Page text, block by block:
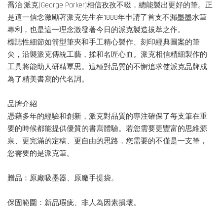
喬治·派克(George Parker)相信孜孜不輟，總能製出更好的筆。正
是這一信念激勵著派克先生在1888年申請了首支不漏墨墨水筆
專利，也是這一理念激發著今日的派克製造拔萃之作。
標誌性細節如箭型筆夾和手工精心製作、刻印經典圖案的筆
尖，沿襲派克傳統工藝，揉和名匠心血。派克相信精細製作的
工具將能助人研精覃思。這種對品質的不懈追求使派克品牌成
為了精美書寫的代名詞。
品牌介紹
憑藉多年的經驗和創新，派克對品質的專注確保了每支筆在重
要的時候都能提供優質的書寫體驗。若您需要更豐富的思維源
泉、更完滿的定稿、更自由的思路，您需要的不僅是一支筆，
您需要的是派克筆。
贈品：原廠吸墨器、原廠手提袋。
保固範圍：新品瑕疵、非人為因素損壞。